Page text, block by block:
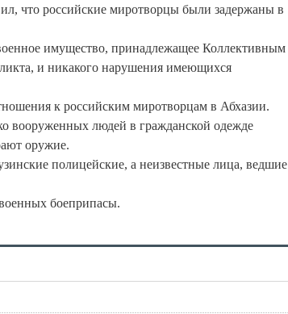
что российские миротворцы были задержаны в
имущество, принадлежащее Коллективным
и никакого нарушения имеющихся
к российским миротворцам в Абхазии.
вооруженных людей в гражданской одежде
оружие.
полицейские, а неизвестные лица, ведшие
боеприпасы.